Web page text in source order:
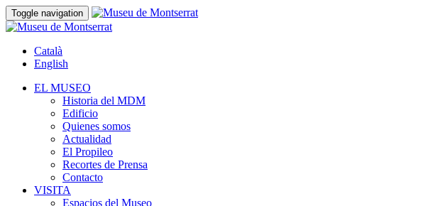
Toggle navigation
Català
English
EL MUSEO
Historia del MDM
Edificio
Quienes somos
Actualidad
El Propileo
Recortes de Prensa
Contacto
VISITA
Espacios del Museo